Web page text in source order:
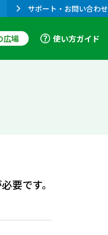
サポート・お問い合わせ
広場 使い方ガイド
要です。